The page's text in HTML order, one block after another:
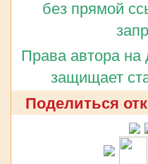
без прямой
Права автора на
защищает
Поделиться